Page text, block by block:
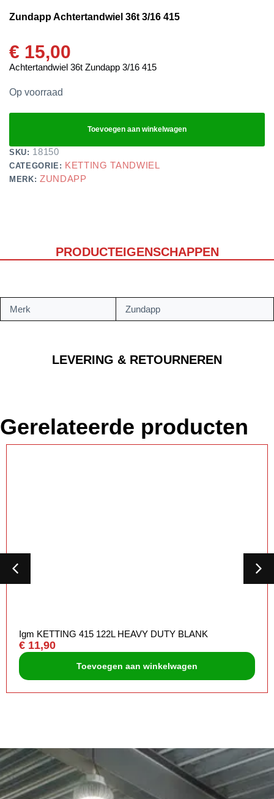
Zundapp Achtertandwiel 36t 3/16 415
€ 15,00
Achtertandwiel 36t Zundapp 3/16 415
Op voorraad
Toevoegen aan winkelwagen
SKU: 18150
CATEGORIE: KETTING TANDWIEL
MERK: ZUNDAPP
PRODUCTEIGENSCHAPPEN
LEVERING & RETOURNEREN
Merk Zundapp
Gerelateerde producten
Igm KETTING 415 122L HEAVY DUTY BLANK
€ 11,90
Toevoegen aan winkelwagen